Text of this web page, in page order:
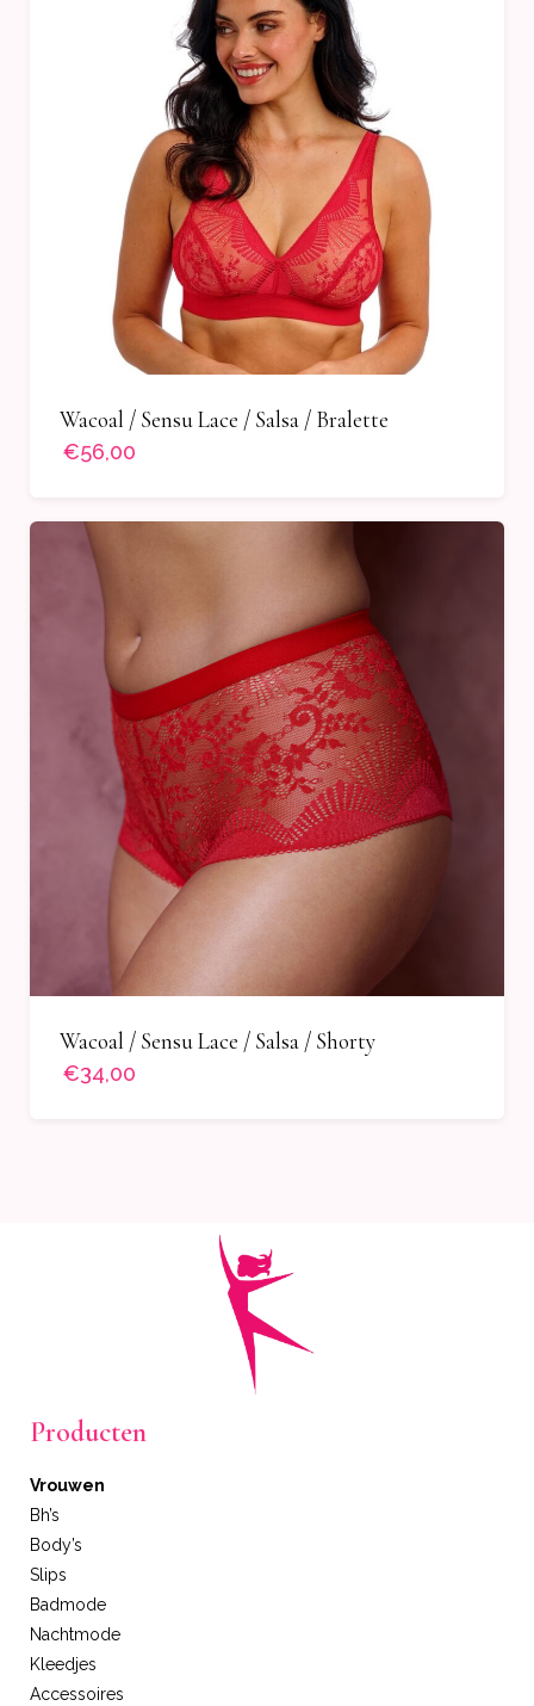
Wacoal / Sensu Lace / Salsa / Bralette
€56,00
Wacoal / Sensu Lace / Salsa / Shorty
€34,00
Producten
Vrouwen
Bh’s
Body’s
Slips
Badmode
Nachtmode
Kleedjes
Accessoires